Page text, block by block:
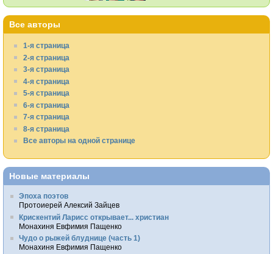
Все авторы
1-я страница
2-я страница
3-я страница
4-я страница
5-я страница
6-я страница
7-я страница
8-я страница
Все авторы на одной странице
Новые материалы
Эпоха поэтов
Протоиерей Алексий Зайцев
Крискентий Ларисс открывает... христиан
Монахиня Евфимия Пащенко
Чудо о рыжей блуднице (часть 1)
Монахиня Евфимия Пащенко